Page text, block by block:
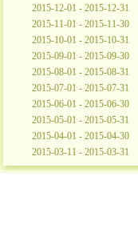
2015-12-01 - 2015-12-31
2015-11-01 - 2015-11-30
2015-10-01 - 2015-10-31
2015-09-01 - 2015-09-30
2015-08-01 - 2015-08-31
2015-07-01 - 2015-07-31
2015-06-01 - 2015-06-30
2015-05-01 - 2015-05-31
2015-04-01 - 2015-04-30
2015-03-11 - 2015-03-31